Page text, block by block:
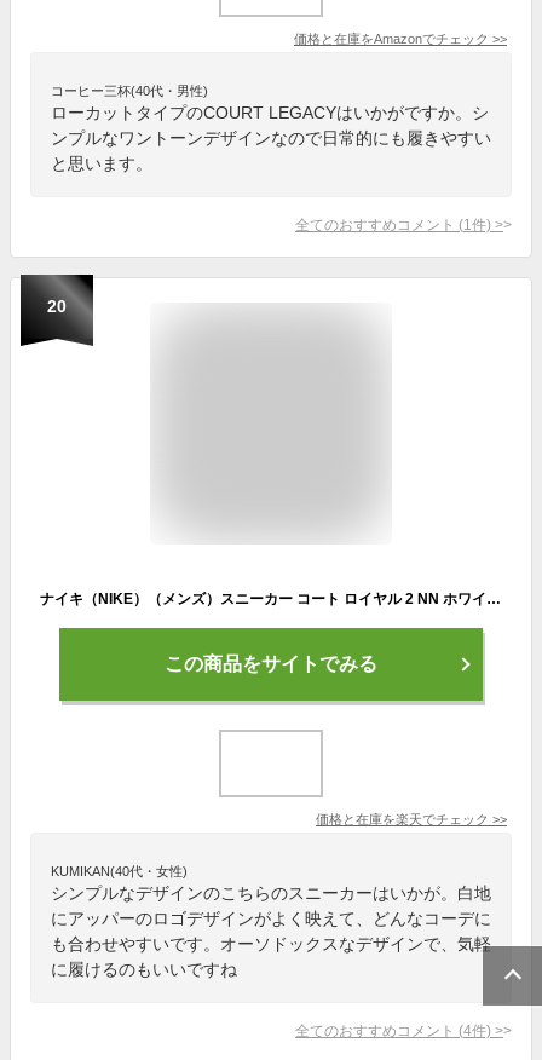
価格と在庫をAmazonでチェック >>
コーヒー三杯(40代・男性)
ローカットタイプのCOURT LEGACYはいかがですか。シ
ンプルなワントーンデザインなので日常的にも履きやすい
と思います。
全てのおすすめコメント (1 件) >
20
ナイキ（NIKE）（メンズ）スニーカー コート ロイヤル 2 NN ホワイト ブラック DH3160-101 スポーツシューズ シンプル リサイクル 通学 学生 カジュアル
この商品をサイトでみる
価格と在庫を楽天でチェック >>
KUMIKAN(40代・女性)
シンプルなデザインのこちらのスニーカーはいかが。白地
にアッパーのロゴデザインがよく映えて、どんなコーデに
も合わせやすいです。オーソドックスなデザインで、気軽
に履けるのもいいですね
全てのおすすめコメント (4件) >